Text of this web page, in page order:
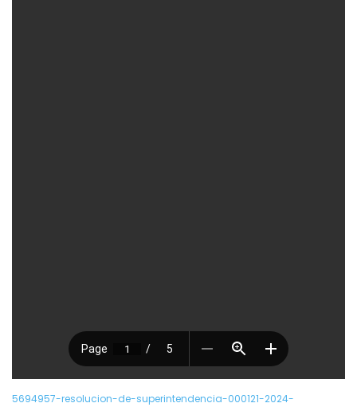
5694957-resolucion-de-superintendencia-000121-2024-